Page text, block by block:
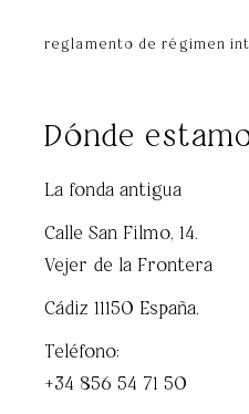
reglamento de régimen
Dónde
La fonda antigua
Calle San Filmo, 14.
Vejer de la Frontera
Cádiz 11150 España.
Teléfono:
+34 856 54 71 50